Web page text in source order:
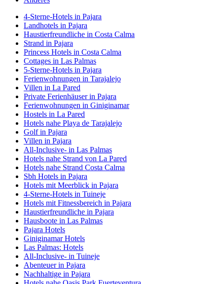
4-Sterne-Hotels in Pajara
Landhotels in Pajara
Haustierfreundliche in Costa Calma
Strand in Pajara
Princess Hotels in Costa Calma
Cottages in Las Palmas
5-Sterne-Hotels in Pajara
Ferienwohnungen in Tarajalejo
Villen in La Pared
Private Ferienhäuser in Pajara
Ferienwohnungen in Giniginamar
Hostels in La Pared
Hotels nahe Playa de Tarajalejo
Golf in Pajara
Villen in Pajara
All-Inclusive- in Las Palmas
Hotels nahe Strand von La Pared
Hotels nahe Strand Costa Calma
Sbh Hotels in Pajara
Hotels mit Meerblick in Pajara
4-Sterne-Hotels in Tuineje
Hotels mit Fitnessbereich in Pajara
Haustierfreundliche in Pajara
Hausboote in Las Palmas
Pajara Hotels
Giniginamar Hotels
Las Palmas: Hotels
All-Inclusive- in Tuineje
Abenteuer in Pajara
Nachhaltige in Pajara